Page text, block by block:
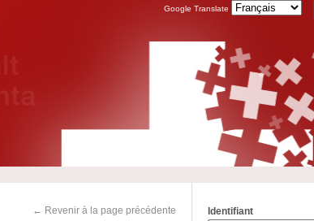
Google Translate
← Revenir à la page précédente Identifiant